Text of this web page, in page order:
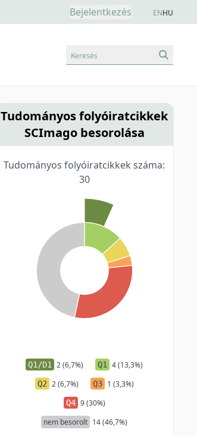
Bejelentkezés ENHU
Keresés
Tudományos folyóiratcikkek
SCImago besorolása
Tudományos folyóiratcikkek száma:
30
Q1/D1 2 (6,7%) Q1 4 (13,3%)
Q2 2 (6,7%) Q3 1 (3,3%)
Q4 9 (30%)
nem besorolt 14 (46,7%)